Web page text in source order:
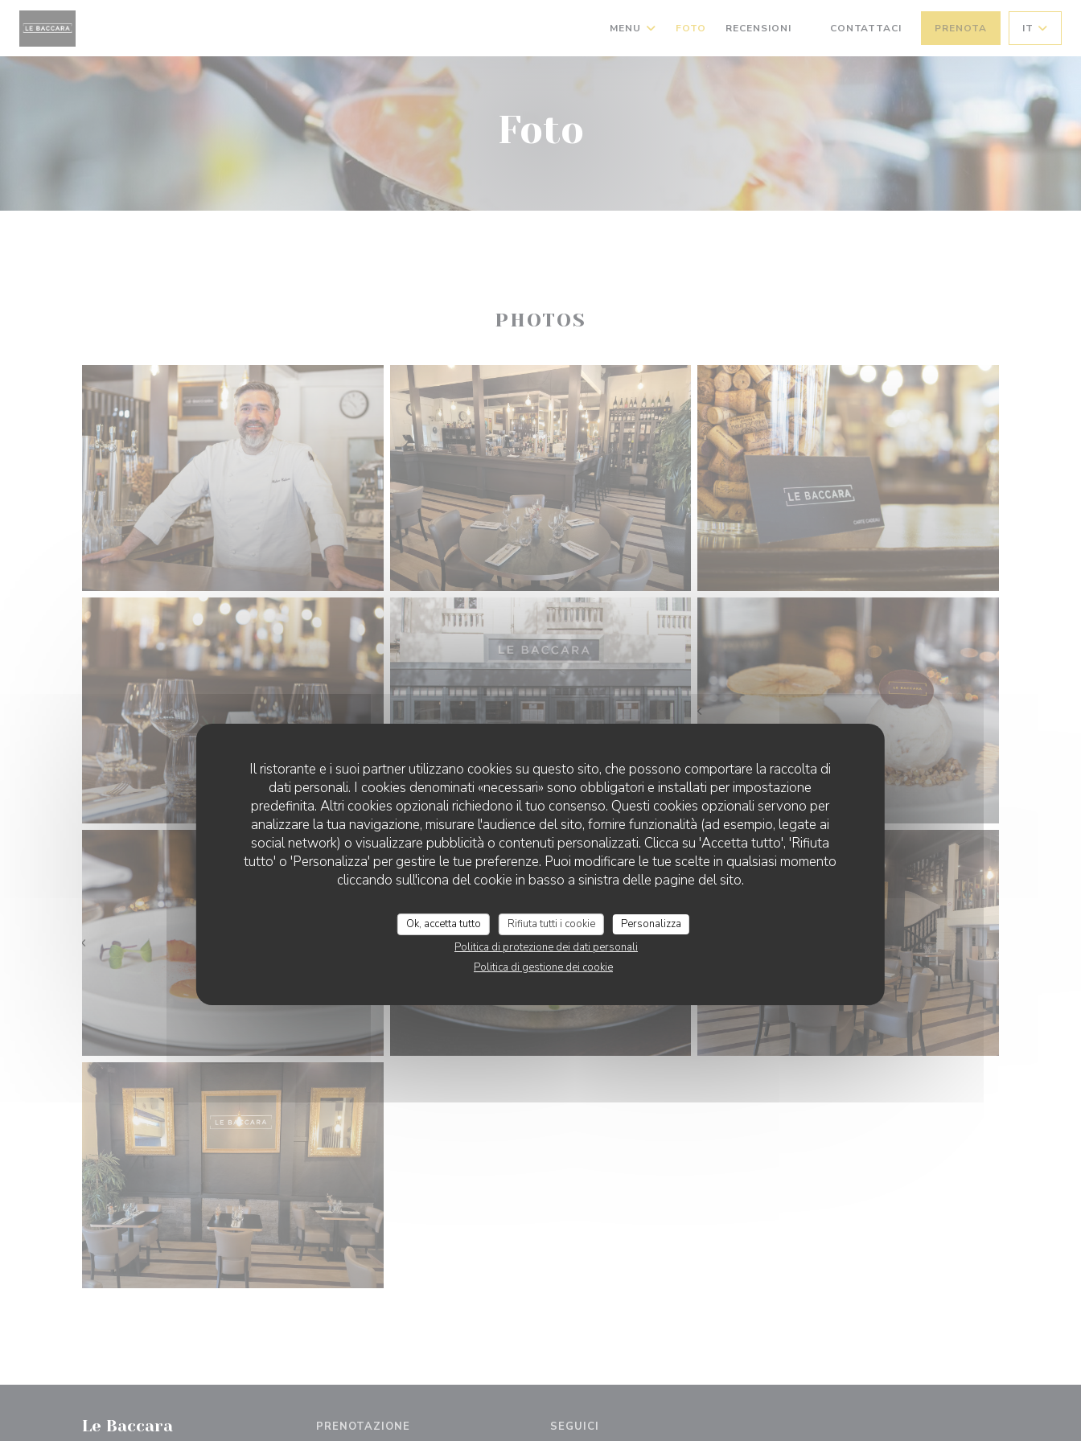
Personalizzazione delle tue scelte sui cookie
Il ristorante e i suoi partner utilizzano cookies su questo sito, che possono comportare la raccolta di
dati personali. I cookies denominati «necessari» sono obbligatori e installati per impostazione
predefinita. Altri cookies opzionali richiedono il tuo consenso. Questi cookies opzionali servono per
analizzare la tua navigazione, misurare l'audience del sito, fornire funzionalità (ad esempio, legate ai
social network) o visualizzare pubblicità o contenuti personalizzati. Clicca su 'Accetta tutto', 'Rifiuta
tutto' o 'Personalizza' per gestire le tue preferenze. Puoi modificare le tue scelte in qualsiasi momento
cliccando sull'icona del cookie in basso a sinistra delle pagine del sito.
Ok, accetta tutto Rifiuta tutti i cookie
Personalizza
Politica di protezione dei dati personali
Politica di gestione dei cookie
MENU FOTO RECENSIONI CONTATTACI PRENOTA IT
Foto
PHOTOS
Le Baccara PRENOTAZIONE SEGUICI